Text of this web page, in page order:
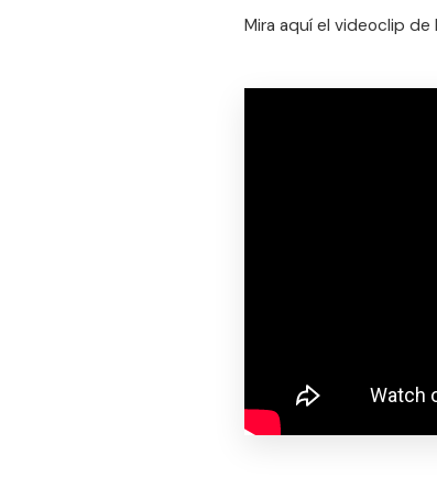
Mira aquí el videoclip de